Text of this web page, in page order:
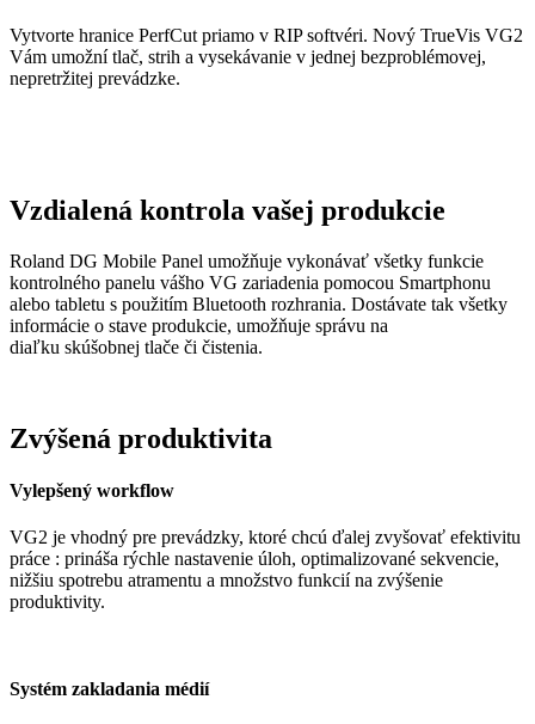
Vytvorte hranice PerfCut priamo v RIP softvéri. Nový TrueVis VG2
Vám umožní tlač, strih a vysekávanie v jednej bezproblémovej,
nepretržitej prevádzke.
Vzdialená kontrola vašej produkcie
Roland DG Mobile Panel umožňuje vykonávať všetky funkcie
kontrolného panelu vášho VG zariadenia pomocou Smartphonu
alebo tabletu s použitím Bluetooth rozhrania. Dostávate tak všetky
informácie o stave produkcie, umožňuje správu na
diaľku skúšobnej tlače či čistenia.
Zvýšená produktivita
Vylepšený workflow
VG2 je vhodný pre prevádzky, ktoré chcú ďalej zvyšovať efektivitu
práce : prináša rýchle nastavenie úloh, optimalizované sekvencie,
nižšiu spotrebu atramentu a množstvo funkcií na zvýšenie
produktivity.
Systém zakladania médií